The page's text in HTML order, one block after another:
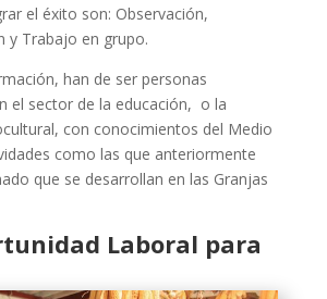
el éxito son: Observación,
y Trabajo en grupo.
han de ser personas
el sector de la educación, o la
con conocimientos del Medio
como las que anteriormente
que se desarrollan en las Granjas
Laboral para